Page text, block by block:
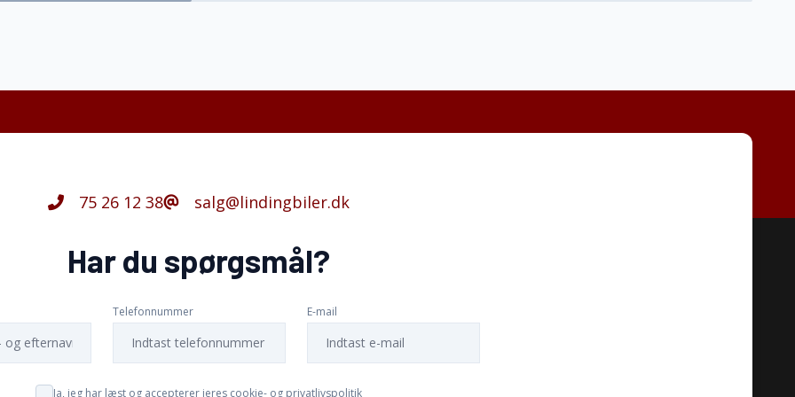
75 26 12 38 salg@lindingbiler.dk
Har du spørgsmål?
Telefonnummer E-mail
Ja, jeg har læst og accepterer jeres cookie- og privatlivspolitik